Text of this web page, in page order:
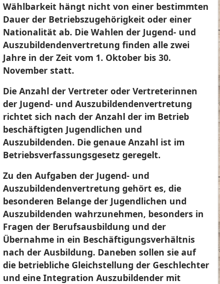
Wählbarkeit hängt nicht von einer bestimmten
Dauer der Betriebszugehörigkeit oder einer
Nationalität ab. Die Wahlen der Jugend- und
Auszubildendenvertretung finden alle zwei
Jahre in der Zeit vom 1. Oktober bis 30.
November statt.
Die Anzahl der Vertreter oder Vertreterinnen
der Jugend- und Auszubildendenvertretung
richtet sich nach der Anzahl der im Betrieb
beschäftigten Jugendlichen und
Auszubildenden. Die genaue Anzahl ist im
Betriebsverfassungsgesetz geregelt.
Zu den Aufgaben der Jugend- und
Auszubildendenvertretung gehört es, die
besonderen Belange der Jugendlichen und
Auszubildenden wahrzunehmen, besonders in
Fragen der Berufsausbildung und der
Übernahme in ein Beschäftigungsverhältnis
nach der Ausbildung. Daneben sollen sie auf
die betriebliche Gleichstellung der Geschlechter
und eine Integration Auszubildender mit